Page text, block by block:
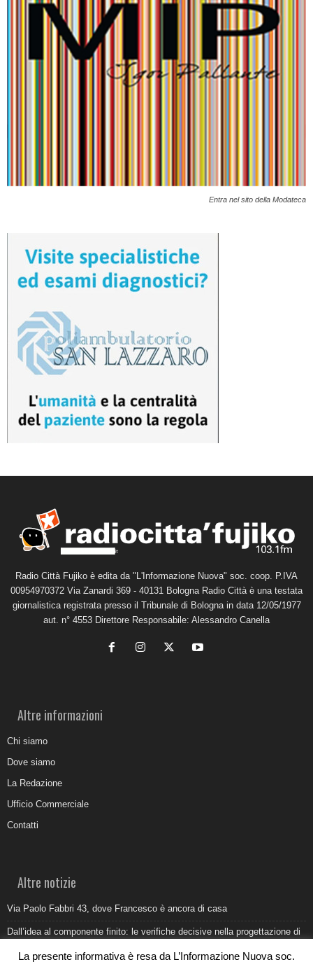
Entra nel sito della Modateca
Radio Città Fujiko è edita da "L'Informazione Nuova" soc. coop. P.IVA
00954970372 Via Zanardi 369 - 40131 Bologna Radio Città è una testata
giornalistica registrata presso il Tribunale di Bologna in data 12/05/1977
aut. n° 4553 Direttore Responsabile: Alessandro Canella
Altre informazioni
Chi siamo
Dove siamo
La Redazione
Ufficio Commerciale
Contatti
Altre notizie
Via Paolo Fabbri 43, dove Francesco è ancora di casa
Dall’idea al componente finito: le verifiche decisive nella progettazione di
La presente informativa è resa da L’Informazione Nuova soc.